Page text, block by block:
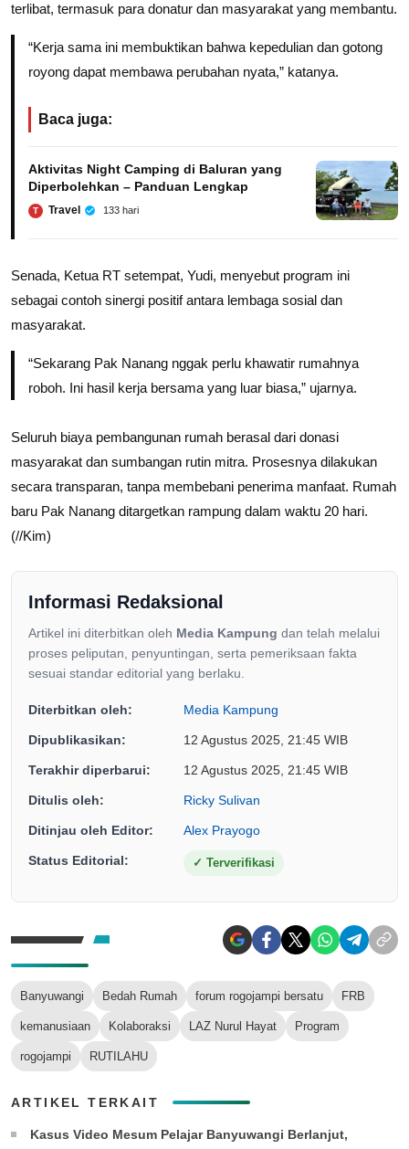
terlibat, termasuk para donatur dan masyarakat yang membantu.
“Kerja sama ini membuktikan bahwa kepedulian dan gotong
royong dapat membawa perubahan nyata,” katanya.
Baca juga:
Aktivitas Night Camping di Baluran yang
Diperbolehkan – Panduan Lengkap
T Travel 133 hari
Senada, Ketua RT setempat, Yudi, menyebut program ini
sebagai contoh sinergi positif antara lembaga sosial dan
masyarakat.
“Sekarang Pak Nanang nggak perlu khawatir rumahnya
roboh. Ini hasil kerja bersama yang luar biasa,” ujarnya.
Seluruh biaya pembangunan rumah berasal dari donasi
masyarakat dan sumbangan rutin mitra. Prosesnya dilakukan
secara transparan, tanpa membebani penerima manfaat. Rumah
baru Pak Nanang ditargetkan rampung dalam waktu 20 hari.
(//Kim)
Informasi Redaksional
Artikel ini diterbitkan oleh Media Kampung dan telah melalui
proses peliputan, penyuntingan, serta pemeriksaan fakta
sesuai standar editorial yang berlaku.
Diterbitkan oleh: Media Kampung
Dipublikasikan: 12 Agustus 2025, 21:45 WIB
Terakhir diperbarui: 12 Agustus 2025, 21:45 WIB
Ditulis oleh: Ricky Sulivan
Ditinjau oleh Editor: Alex Prayogo
Status Editorial: ✓ Terverifikasi
Banyuwangi Bedah Rumah forum rogojampi bersatu FRB
kemanusiaan Kolaboraksi LAZ Nurul Hayat Program
rogojampi RUTILAHU
ARTIKEL TERKAIT
Kasus Video Mesum Pelajar Banyuwangi Berlanjut,